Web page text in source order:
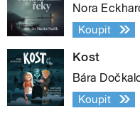
Nora
Koupit
Kost
Bára
Koupit